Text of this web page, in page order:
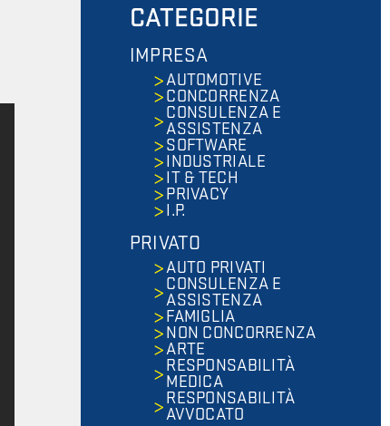
CATEGORIE
IMPRESA
AUTOMOTIVE
CONCORRENZA
CONSULENZA E
ASSISTENZA
SOFTWARE
INDUSTRIALE
IT & TECH
PRIVACY
I.P.
PRIVATO
AUTO PRIVATI
CONSULENZA E
ASSISTENZA
FAMIGLIA
NON CONCORRENZA
ARTE
RESPONSABILITÀ
MEDICA
RESPONSABILITÀ
AVVOCATO